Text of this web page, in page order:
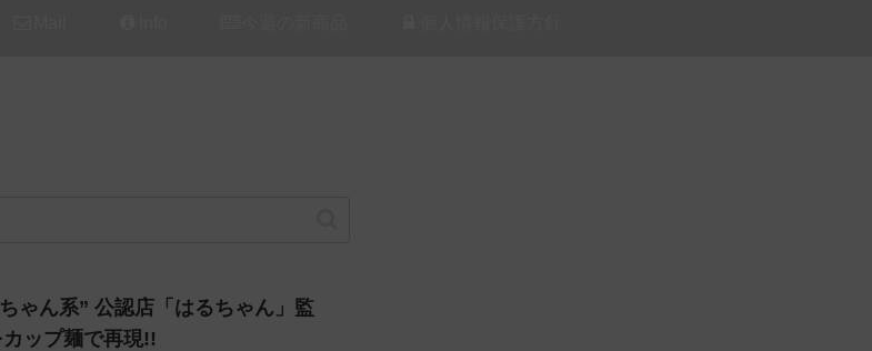
ゃん系” 公認店「はるちゃん」監
ップ麺で再現!!